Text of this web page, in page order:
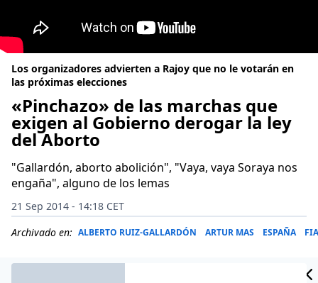
Los organizadores advierten a Rajoy que no le votarán en
las próximas elecciones
«Pinchazo» de las marchas que
exigen al Gobierno derogar la ley
del Aborto
"Gallardón, aborto abolición", "Vaya, vaya Soraya nos
engaña", alguno de los lemas
21 Sep 2014 - 14:18 CET
Archivado en: ALBERTO RUIZ-GALLARDÓN ARTUR MAS ESPAÑA